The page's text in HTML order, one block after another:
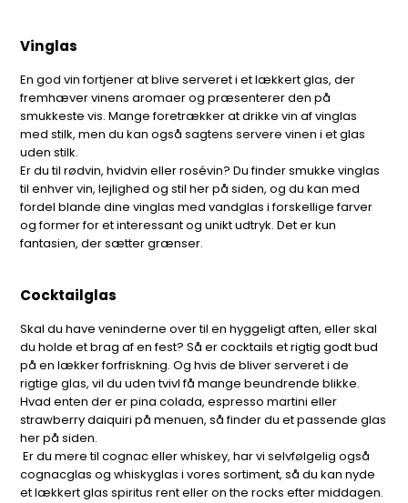
Vinglas
En god vin fortjener at blive serveret i et lækkert glas, der
fremhæver vinens aromaer og præsenterer den på
smukkeste vis. Mange foretrækker at drikke vin af vinglas
med stilk, men du kan også sagtens servere vinen i et glas
uden stilk.
Er du til rødvin, hvidvin eller rosévin? Du finder smukke vinglas
til enhver vin, lejlighed og stil her på siden, og du kan med
fordel blande dine vinglas med vandglas i forskellige farver
og former for et interessant og unikt udtryk. Det er kun
fantasien, der sætter grænser.
Cocktailglas
Skal du have veninderne over til en hyggeligt aften, eller skal
du holde et brag af en fest? Så er cocktails et rigtig godt bud
på en lækker forfriskning. Og hvis de bliver serveret i de
rigtige glas, vil du uden tvivl få mange beundrende blikke.
Hvad enten der er pina colada, espresso martini eller
strawberry daiquiri på menuen, så finder du et passende glas
her på siden.
Er du mere til cognac eller whiskey, har vi selvfølgelig også
cognacglas og whiskyglas i vores sortiment, så du kan nyde
et lækkert glas spiritus rent eller on the rocks efter middagen.